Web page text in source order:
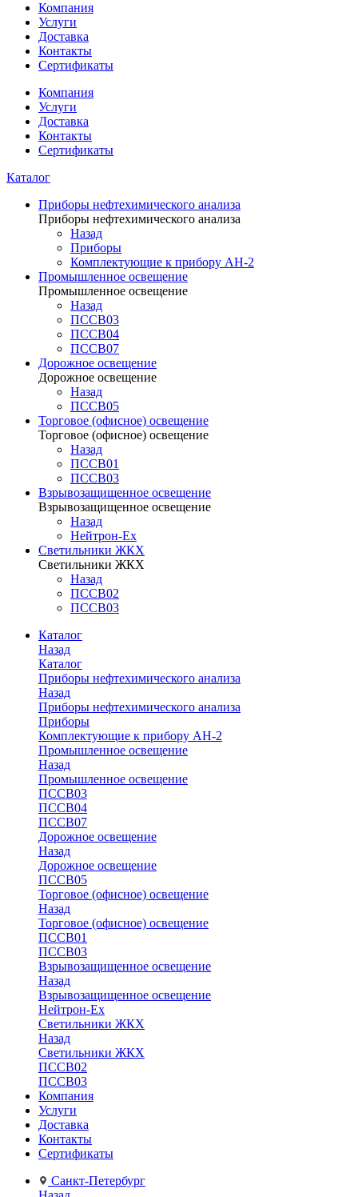
Компания
Услуги
Доставка
Контакты
Сертификаты
Компания
Услуги
Доставка
Контакты
Сертификаты
Каталог
Приборы нефтехимического анализа
Приборы нефтехимического анализа
Назад
Приборы
Комплектующие к прибору АН-2
Промышленное освещение
Промышленное освещение
Назад
ПССВ03
ПССВ04
ПССВ07
Дорожное освещение
Дорожное освещение
Назад
ПССВ05
Торговое (офисное) освещение
Торговое (офисное) освещение
Назад
ПССВ01
ПССВ03
Взрывозащищенное освещение
Взрывозащищенное освещение
Назад
Нейтрон-Ex
Светильники ЖКХ
Светильники ЖКХ
Назад
ПССВ02
ПССВ03
Каталог
Назад
Каталог
Приборы нефтехимического анализа
Назад
Приборы нефтехимического анализа
Приборы
Комплектующие к прибору АН-2
Промышленное освещение
Назад
Промышленное освещение
ПССВ03
ПССВ04
ПССВ07
Дорожное освещение
Назад
Дорожное освещение
ПССВ05
Торговое (офисное) освещение
Назад
Торговое (офисное) освещение
ПССВ01
ПССВ03
Взрывозащищенное освещение
Назад
Взрывозащищенное освещение
Нейтрон-Ex
Светильники ЖКХ
Назад
Светильники ЖКХ
ПССВ02
ПССВ03
Компания
Услуги
Доставка
Контакты
Сертификаты
Санкт-Петербург